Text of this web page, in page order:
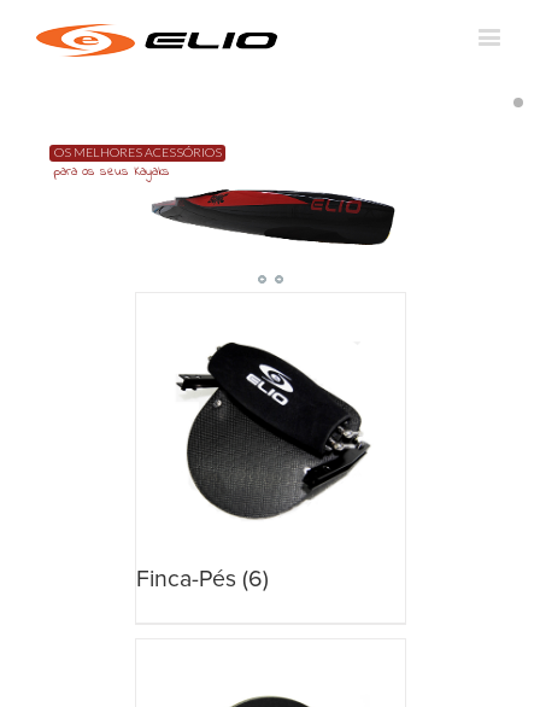
OS MELHORES ACESSÓRIOS
para os seus Kayaks
Finca-Pés (6)